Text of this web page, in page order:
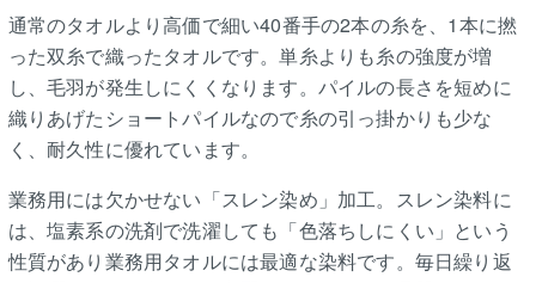
通常のタオルより高価で細い40番手の2本の糸を、1本に撚
った双糸で織ったタオルです。単糸よりも糸の強度が増
し、毛羽が発生しにくくなります。パイルの長さを短めに
織りあげたショートパイルなので糸の引っ掛かりも少な
く、耐久性に優れています。
業務用には欠かせない「スレン染め」加工。スレン染料に
は、塩素系の洗剤で洗濯しても「色落ちしにくい」という
性質があり業務用タオルには最適な染料です。毎日繰り返